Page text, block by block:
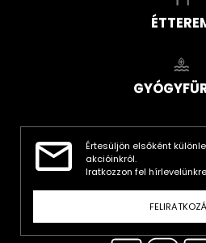
Értesüljön elsőként
akcióinkról.
Iratkozzon fel